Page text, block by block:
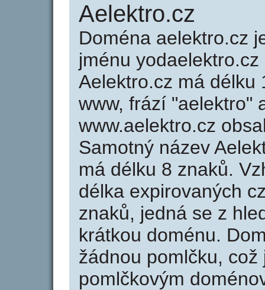
Aelektro.cz
Doména aelektro.cz
jménu
Aelektro.cz má délku
www, frází "aelektro"
www.aelektro.cz
Samotný název
má délku 8 znaků.
délka expirovaných
znaků, jedná se z
krátkou doménu.
žádnou pomlčku,
pomlčkovým